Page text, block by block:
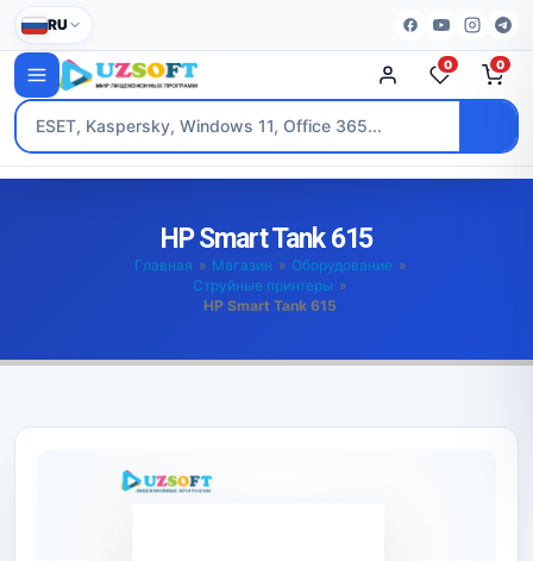
RU
0 0
HP Smart Tank 615
Главная » Магазин » Оборудование »
Струйные принтеры »
HP Smart Tank 615